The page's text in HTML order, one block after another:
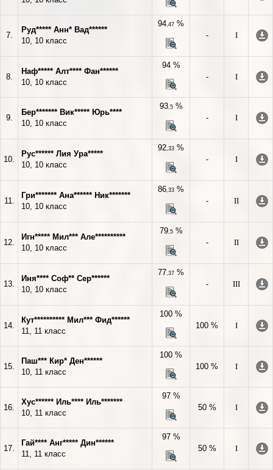
7.
Руд***** Анн* Вад******
10, 10 класс
94,47 %
-
I
8.
Наф***** Алт**** Фан******
10, 10 класс
94 %
-
I
9.
Бер******* Вик***** Юрь****
10, 10 класс
93,5%
-
I
10.
Рус****** Лия Ура*****
10, 10 класс
92,33 %
-
I
11.
Гри******* Ана****** Ник*******
10, 10 класс
86,33 %
-
II
12.
Игн***** Мил*** Але**********
10, 10 класс
79,5%
-
II
13.
Иня**** Соф** Сер******
10, 10 класс
77,37 %
-
III
14.
Кут********** Мил*** Фид******
11, 11 класс
100 %
100 %
I
15.
Паш*** Кир* Ден******
10, 11 класс
100 %
100 %
I
16.
Хус****** Иль**** Иль*******
10, 11 класс
97 %
50 %
I
17.
Гай**** Анг***** Дин******
11, 11 класс
97 %
50 %
I